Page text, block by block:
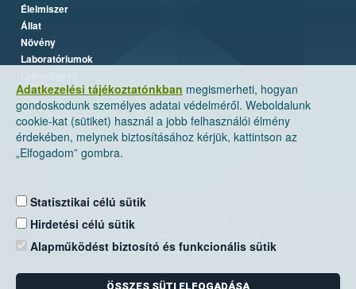
Adatkezelési tájékoztatónkban megismerheti, hogyan
gondoskodunk személyes adatai védelméről. Weboldalunk
cookie-kat (sütiket) használ a jobb felhasználói élmény
érdekében, melynek biztosításához kérjük, kattintson az
„Elfogadom” gombra.
Statisztikai célú sütik
Hirdetési célú sütik
Alapműködést biztosító és funkcionális sütik
ÖSSZES SÜTI ELFOGADÁSA
Élelmiszer
Állat
Növény
Laboratóriumok
Nemzeti Élelmiszerlánc-biztonsági Hivatal
Levelezési cím: 1525 Budapest. Pf. 30.